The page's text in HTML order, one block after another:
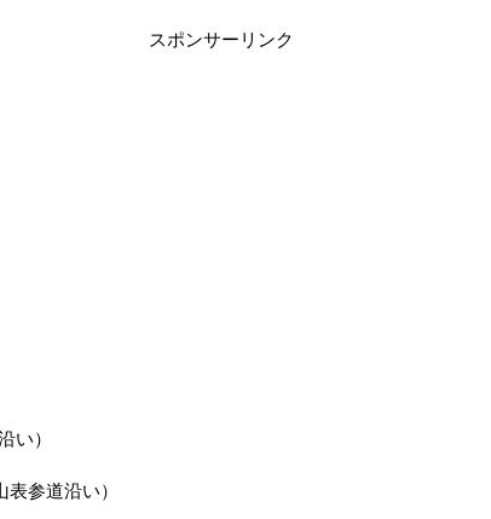
スポンサーリンク
い）
参道沿い）